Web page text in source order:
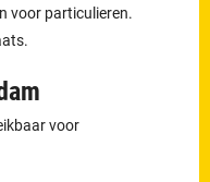
voor particulieren.
voor